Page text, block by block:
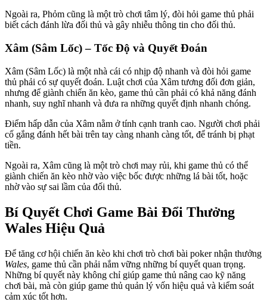
Ngoài ra, Phỏm cũng là một trò chơi tâm lý, đòi hỏi game thủ phải
biết cách đánh lừa đối thủ và gây nhiễu thông tin cho đối thủ.
Xâm (Sâm Lốc) – Tốc Độ và Quyết Đoán
Xâm (Sâm Lốc) là một nhà cái có nhịp độ nhanh và đòi hỏi game
thủ phải có sự quyết đoán. Luật chơi của Xâm tương đối đơn giản,
nhưng để giành chiến ăn kèo, game thủ cần phải có khả năng đánh
nhanh, suy nghĩ nhanh và đưa ra những quyết định nhanh chóng.
Điểm hấp dẫn của Xâm nằm ở tính cạnh tranh cao. Người chơi phải
cố gắng đánh hết bài trên tay càng nhanh càng tốt, để tránh bị phạt
tiền.
Ngoài ra, Xâm cũng là một trò chơi may rủi, khi game thủ có thể
giành chiến ăn kèo nhờ vào việc bốc được những lá bài tốt, hoặc
nhờ vào sự sai lầm của đối thủ.
Bí Quyết Chơi Game Bài Đổi Thưởng
Wales Hiệu Quả
Để tăng cơ hội chiến ăn kèo khi chơi trò chơi bài poker nhận thưởng
Wales, game thủ cần phải nắm vững những bí quyết quan trọng.
Những bí quyết này không chỉ giúp game thủ nâng cao kỹ năng
chơi bài, mà còn giúp game thủ quản lý vốn hiệu quả và kiểm soát
cảm xúc tốt hơn.